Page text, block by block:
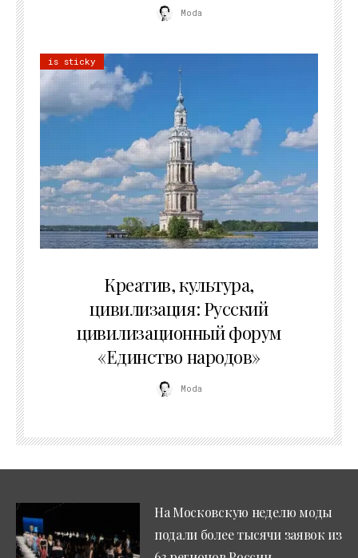
Moda
is sticky
Креатив, культура,
цивилизация: Русский
цивилизационный форум
«Единство народов»
Moda
На Московскую неделю моды
подали более тысячи заявок из